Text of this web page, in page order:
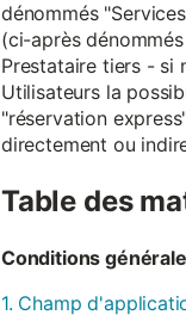
dénommés
(ci-après
Prestataire tiers - si
Utilisateurs la
"réservation
directement ou
Table des
Conditions
1. Champ